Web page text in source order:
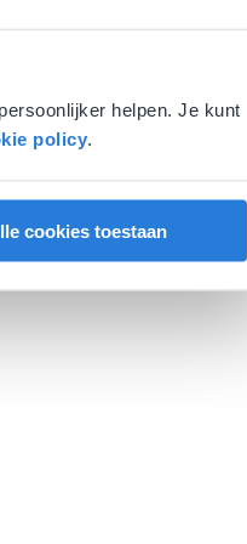
helpen. Je kunt
policy.
cookies toestaan